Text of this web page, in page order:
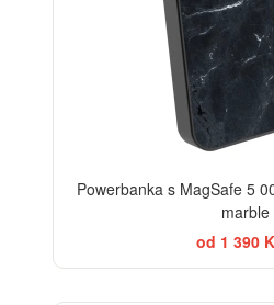
Powerbanka s MagSafe 5
marble
od 1 390